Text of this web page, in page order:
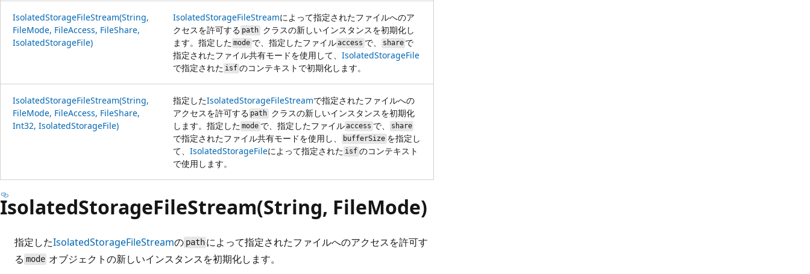
IsolatedStorageFileStream(String,
FileMode, FileAccess, FileShare,
IsolatedStorageFile)
IsolatedStorageFileStreamによって指定されたファイルへのア
クセスを許可する pathクラスの新しいインスタンスを初期化し
ます。指定した modeで、指定したファイルaccess で、 share で
指定されたファイル共有モードを使用して、 IsolatedStorageFile
で指定された isfのコンテキストで初期化します。
IsolatedStorageFileStream(String,
FileMode, FileAccess, FileShare,
Int32, IsolatedStorageFile)
指定したIsolatedStorageFileStreamで指定されたファイルへの
アクセスを許可する pathクラスの新しいインスタンスを初期化
します。指定した modeで、指定したファイルaccess で、 share
で指定されたファイル共有モードを使用し、 bufferSize を指定し
て、 IsolatedStorageFileによって指定された isfのコンテキスト
で使用します。
IsolatedStorageFileStream(String, FileMode)
指定したIsolatedStorageFileStreamの path によって指定されたファイルへのアクセスを許可す
る mode オブジェクトの新しいインスタンスを初期化します。